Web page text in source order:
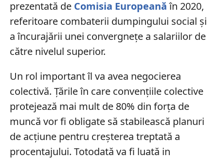
prezentată de Comisia Europeanăîn 2020,
referitoare combaterii dumpingului social și
a încurajării unei convergnețe a salariilor de
către nivelul superior.
Un rol important îl va avea negocierea
colectivă. Țările în care convențiile colective
protejează mai mult de 80% din forța de
muncă vor fi obligate să stabilească planuri
de acțiune pentru creșterea treptată a
procentajului. Totodată va fi luată in